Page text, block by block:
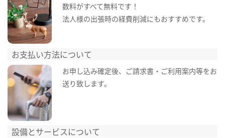
数料がすべて無料です！
法人様の出張時の経費削減にもおすすめです。
お支払い方法について
お申し込み確定後、ご請求書・ご利用案内等をお
送り致します。
設備とサービスについて